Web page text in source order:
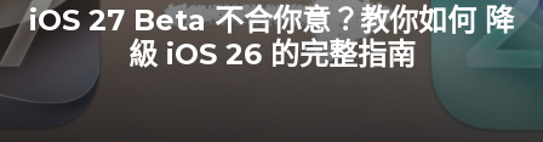
iOS 27 Beta 不合你意？教你如何 降
級 iOS 26 的完整指南